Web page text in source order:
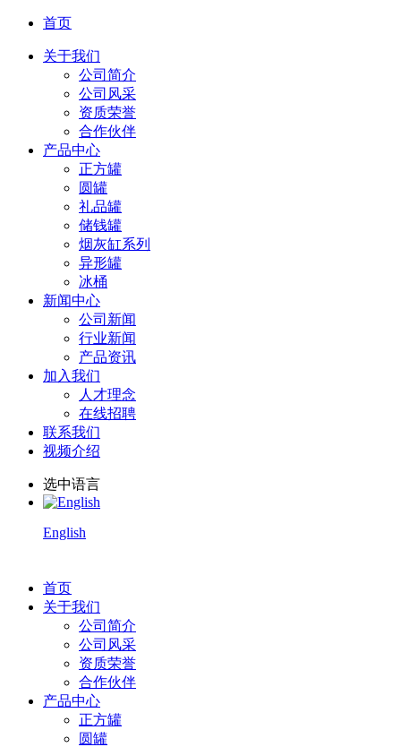
首页
关于我们
公司简介
公司风采
资质荣誉
合作伙伴
产品中心
正方罐
圆罐
礼品罐
储钱罐
烟灰缸系列
异形罐
冰桶
新闻中心
公司新闻
行业新闻
产品资讯
加入我们
人才理念
在线招聘
联系我们
视频介绍
选中语言
English
首页
关于我们
公司简介
公司风采
资质荣誉
合作伙伴
产品中心
正方罐
圆罐